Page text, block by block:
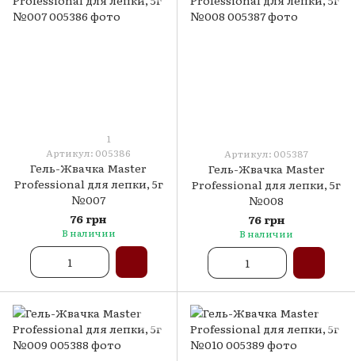
1
Артикул: 005386
Гель-Жвачка Master
Professional для лепки, 5г
№007
76 грн
В наличии
Артикул: 005387
Гель-Жвачка Master
Professional для лепки, 5г
№008
76 грн
В наличии